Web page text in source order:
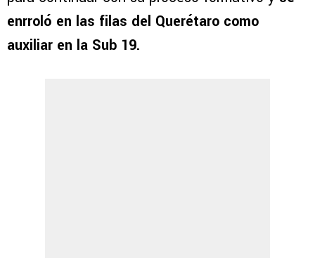
enrroló en las filas del Querétaro como
auxiliar en la Sub 19.